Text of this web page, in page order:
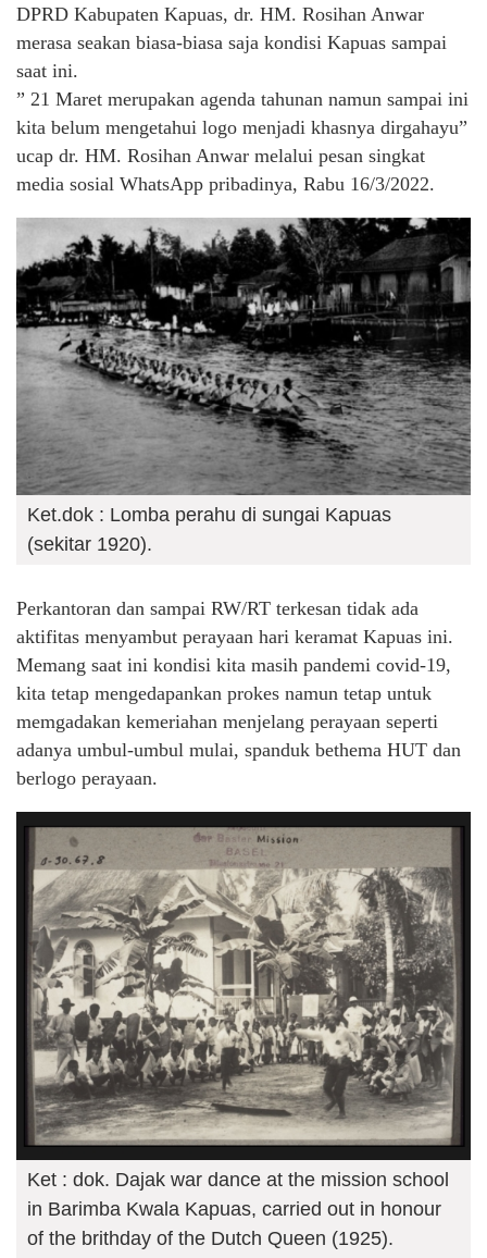
DPRD Kabupaten Kapuas, dr. HM. Rosihan Anwar
merasa seakan biasa-biasa saja kondisi Kapuas sampai
saat ini.
” 21 Maret merupakan agenda tahunan namun sampai ini
kita belum mengetahui logo menjadi khasnya dirgahayu”
ucap dr. HM. Rosihan Anwar melalui pesan singkat
media sosial WhatsApp pribadinya, Rabu 16/3/2022.
Ket.dok : Lomba perahu di sungai Kapuas
(sekitar 1920).
Perkantoran dan sampai RW/RT terkesan tidak ada
aktifitas menyambut perayaan hari keramat Kapuas ini.
Memang saat ini kondisi kita masih pandemi covid-19,
kita tetap mengedapankan prokes namun tetap untuk
memgadakan kemeriahan menjelang perayaan seperti
adanya umbul-umbul mulai, spanduk bethema HUT dan
berlogo perayaan.
Ket : dok. Dajak war dance at the mission school
in Barimba Kwala Kapuas, carried out in honour
of the brithday of the Dutch Queen (1925).